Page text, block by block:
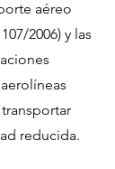
aéreo
2006) y las
reducida.